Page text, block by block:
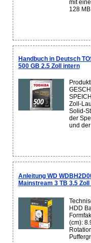
mit
128
Handbuch in Deutsch
500 GB 2.5 Zoll intern
Zoll-
Solid-
der
und
Anleitung WD
Mainstream 3 TB 3.5
HDD
(cm):